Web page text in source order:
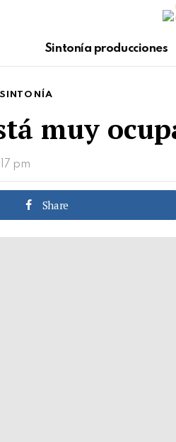
Sintonía producciones
muy
pm
Share